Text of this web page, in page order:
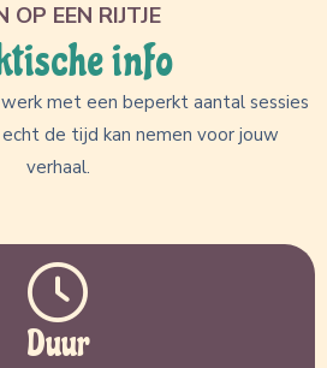
OP EEN RIJTJE
info
werk met een beperkt aantal sessies
de tijd kan nemen voor jouw
verhaal.
Duur